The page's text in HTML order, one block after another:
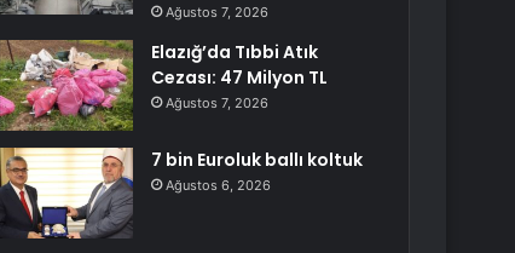
Ağustos 7, 2026
Elazığ’da Tıbbi Atık
Cezası: 47 Milyon TL
Ağustos 7, 2026
7 bin Euroluk ballı koltuk
Ağustos 6, 2026